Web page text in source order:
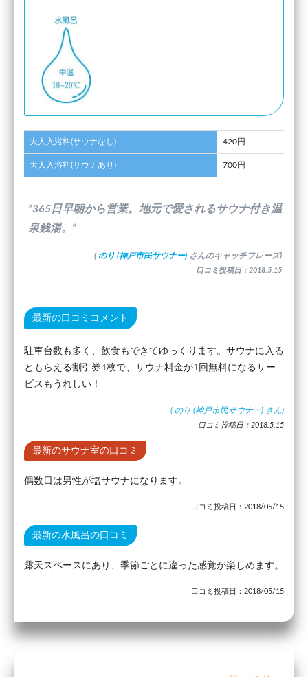
大人入浴料(サウナなし) 420円
大人入浴料(サウナあり) 700円
”365日早朝から営業。地元で愛されるサウナ付き温
泉銭湯。”
( のり (神戸市民サウナー) さんのキャッチフレーズ)
口コミ投稿日：2018.5.15
最新の口コミコメント
駐車台数も多く、飲食もできてゆっくります。サウナに入る
ともらえる割引券4枚で、サウナ料金が1回無料になるサー
ビスもうれしい！
( のり (神戸市民サウナー) さん)
口コミ投稿日：2018.5.15
最新のサウナ室の口コミ
偶数日は男性が塩サウナになります。
口コミ投稿日：2018/05/15
最新の水風呂の口コミ
露天スペースにあり、季節ごとに違った感覚が楽しめます。
口コミ投稿日：2018/05/15